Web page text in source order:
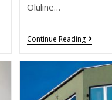
Oluline…
Continue Reading